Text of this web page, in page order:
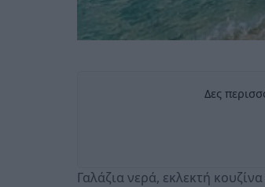
Δες
Γαλάζια νερά, εκλεκτή